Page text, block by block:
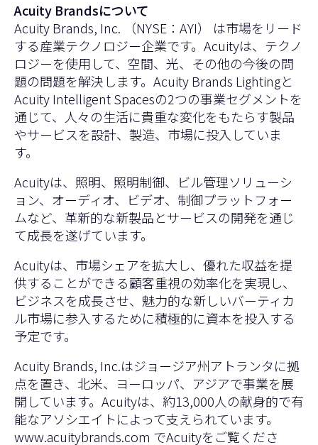
Acuity Brandsについて
Acuity Brands, Inc. （NYSE：AYI） は市場をリード
する産業テクノロジー企業です。Acuityは、テクノ
ロジーを使用して、空間、光、その他の今後の問
題の問題を解決します。Acuity Brands Lightingと
Acuity Intelligent Spacesの2つの事業セグメントを
通じて、人々の生活に貴重な変化をもたらす製品
やサービスを設計、製造、市場に投入していま
す。
Acuityは、照明、照明制御、ビル管理ソリューシ
ョン、オーディオ、ビデオ、制御プラットフォー
ムなど、革新的な新製品とサービスの開発を通じ
て成長を遂げています。
Acuityは、市場シェアを拡大し、優れた収益を提
供することができる顧客重視の効率化を実現し、
ビジネスを成長させ、魅力的な新しいバーティカ
ル市場に参入するために積極的に資本を投入する
予定です。
Acuity Brands, Inc.はジョージア州アトランタに拠
点を置き、北米、ヨーロッパ、アジアで事業を展
開しています。Acuityは、約13,000人の献身的で有
能なアソシエイトによって支えられています。
www.acuitybrands.com でAcuityをご覧くださ